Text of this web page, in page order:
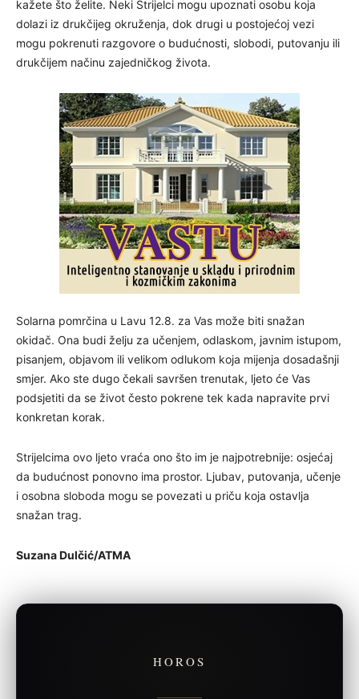
kažete što želite. Neki Strijelci mogu upoznati osobu koja
dolazi iz drukčijeg okruženja, dok drugi u postojećoj vezi
mogu pokrenuti razgovore o budućnosti, slobodi, putovanju ili
drukčijem načinu zajedničkog života.
Solarna pomrčina u Lavu 12.8. za Vas može biti snažan
okidač. Ona budi želju za učenjem, odlaskom, javnim istupom,
pisanjem, objavom ili velikom odlukom koja mijenja dosadašnji
smjer. Ako ste dugo čekali savršen trenutak, ljeto će Vas
podsjetiti da se život često pokrene tek kada napravite prvi
konkretan korak.
Strijelcima ovo ljeto vraća ono što im je najpotrebnije: osjećaj
da budućnost ponovno ima prostor. Ljubav, putovanja, učenje
i osobna sloboda mogu se povezati u priču koja ostavlja
snažan trag.
Suzana Dulčić/ATMA
HOROS